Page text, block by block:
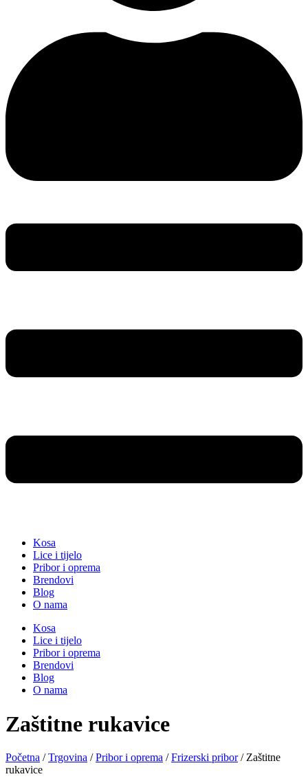
Kosa
Lice i tijelo
Pribor i oprema
Brendovi
Blog
O nama
Kosa
Lice i tijelo
Pribor i oprema
Brendovi
Blog
O nama
Zaštitne rukavice
Početna /Trgovina /Pribor i oprema /Frizerski pribor/ Zaštitne
rukavice